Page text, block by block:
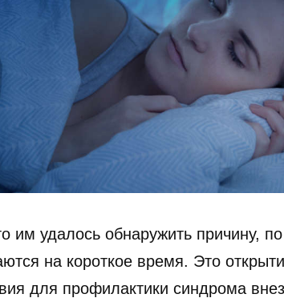
им удалось обнаружить причину,
на короткое время. Это
для профилактики синдрома